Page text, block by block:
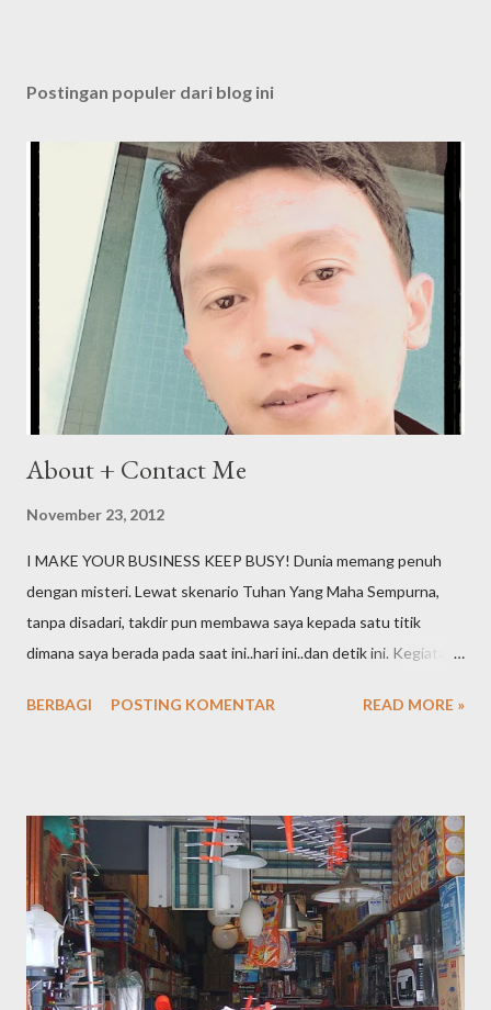
Postingan populer dari blog ini
About + Contact Me
November 23, 2012
I MAKE YOUR BUSINESS KEEP BUSY! Dunia memang penuh
dengan misteri. Lewat skenario Tuhan Yang Maha Sempurna,
tanpa disadari, takdir pun membawa saya kepada satu titik
dimana saya berada pada saat ini..hari ini..dan detik ini. Kegiatan
berkelanjutan hingga akhirnya menjadi sebuah profesi. Embel-
lakukan dan apa yang menjadi tugas pokok saya adalah satu,
berusaha mendaratkan kata kunci / keyword dari klien untuk bisa
berada di halaman 1 Google.co.id dengan semulus dan se-efektif
mungkin dengan rentang waktu tertentu dengan tujuan
kenaikan jumlah kunjungan yang berlanjut kepada target "
buying " sebagai end process di website klien. Saat ini, saya
BERBAGI POSTING KOMENTAR READ MORE »